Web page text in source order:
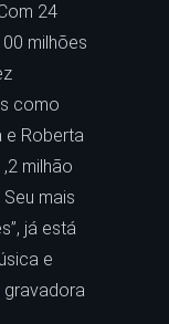
24
milhões
como
e Roberta
milhão
mais
já está
e